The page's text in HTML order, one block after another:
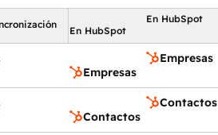
En HubSpot
En HubSpot
Empresas
Empresas
Contactos
Contactos